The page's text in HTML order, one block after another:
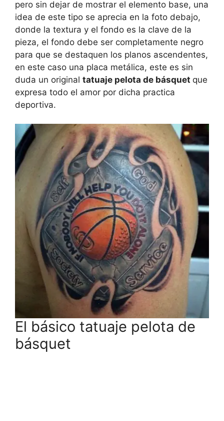
pero sin dejar de mostrar el elemento base, una
idea de este tipo se aprecia en la foto debajo,
donde la textura y el fondo es la clave de la
pieza, el fondo debe ser completamente negro
para que se destaquen los planos ascendentes,
en este caso una placa metálica, este es sin
duda un original tatuaje pelota de básquet que
expresa todo el amor por dicha practica
deportiva.
El básico tatuaje pelota de
básquet